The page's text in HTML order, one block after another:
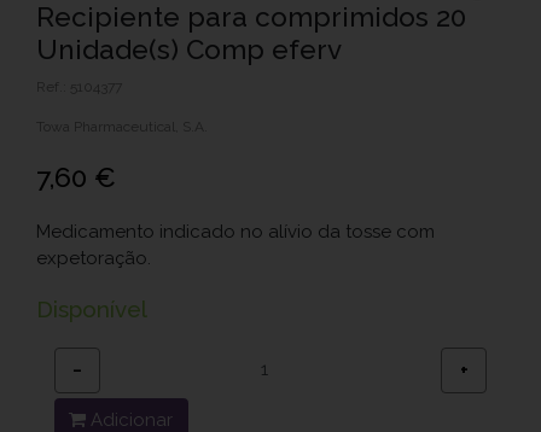
Recipiente para comprimidos 20
Unidade(s) Comp eferv
Ref.: 5104377
Towa Pharmaceutical, S.A.
7,60 €
Medicamento indicado no alívio da tosse com
expetoração.
Disponível
− +
Adicionar